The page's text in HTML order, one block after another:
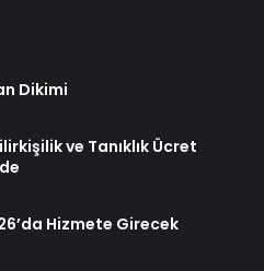
Dikimi
ve Tanıklık Ücret
Hizmete Girecek